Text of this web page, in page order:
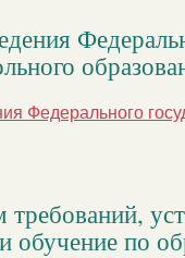
Федерального
требований,
по